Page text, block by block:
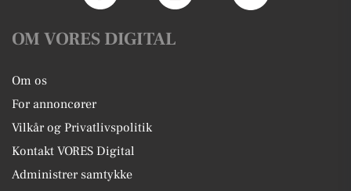
OM VORES DIGITAL
Om os
For annoncører
Vilkår og Privatlivspolitik
Kontakt VORES Digital
Administrer samtykke